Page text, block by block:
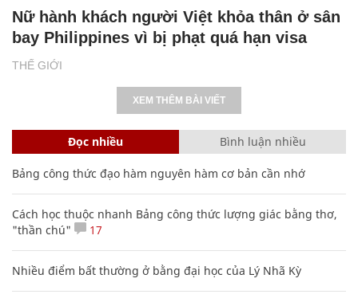
THẾ GIỚI
Nữ hành khách người Việt khỏa thân ở sân
bay Philippines vì bị phạt quá hạn visa
XEM THÊM BÀI VIẾT
Đọc nhiều Bình luận nhiều
Bảng công thức đạo hàm nguyên hàm cơ bản cần nhớ
Cách học thuộc nhanh Bảng công thức lượng giác bằng thơ,
"thần chú"
17
Nhiều điểm bất thường ở bằng đại học của Lý Nhã Kỳ